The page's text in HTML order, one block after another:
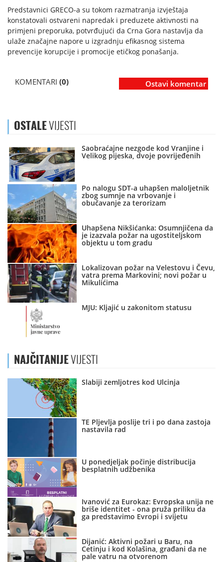
Predstavnici GRECO-a su tokom razmatranja izvještaja
konstatovali ostvareni napredak i preduzete aktivnosti na
primjeni preporuka, potvrđujući da Crna Gora nastavlja da
ulaže značajne napore u izgradnju efikasnog sistema
prevencije korupcije i promocije etičkog ponašanja.
KOMENTARI (0) Ostavi komentar
OSTALEVIJESTI
Saobraćajne nezgode kod Vranjine i
Velikog pijeska, dvoje povrijeđenih
Po nalogu SDT-a uhapšen maloljetnik
zbog sumnje na vrbovanje i
obučavanje za terorizam
Uhapšena Nikšićanka: Osumnjičena da
je izazvala požar na ugostiteljskom
objektu u tom gradu
Lokalizovan požar na Velestovu i Čevu,
vatra prema Markovini; novi požar u
Mikulićima
MJU: Kljajić u zakonitom statusu
NAJČITANIJEVIJESTI
Slabiji zemljotres kod Ulcinja
TE Pljevlja poslije tri i po dana zastoja
nastavila rad
U ponedjeljak počinje distribucija
besplatnih udžbenika
Ivanović za Eurokaz: Evropska unija ne
briše identitet - ona pruža priliku da
ga predstavimo Evropi i svijetu
Dijanić: Aktivni požari u Baru, na
Cetinju i kod Kolašina, građani da ne
pale vatru na otvorenom